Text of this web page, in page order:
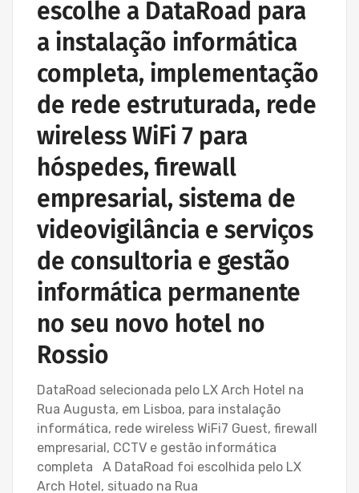
escolhe a DataRoad para
a instalação informática
completa, implementação
de rede estruturada, rede
wireless WiFi 7 para
hóspedes, firewall
empresarial, sistema de
videovigilância e serviços
de consultoria e gestão
informática permanente
no seu novo hotel no
Rossio
DataRoad selecionada pelo LX Arch Hotel na
Rua Augusta, em Lisboa, para instalação
informática, rede wireless WiFi7 Guest, firewall
empresarial, CCTV e gestão informática
completa A DataRoad foi escolhida pelo LX
Arch Hotel, situado na Rua